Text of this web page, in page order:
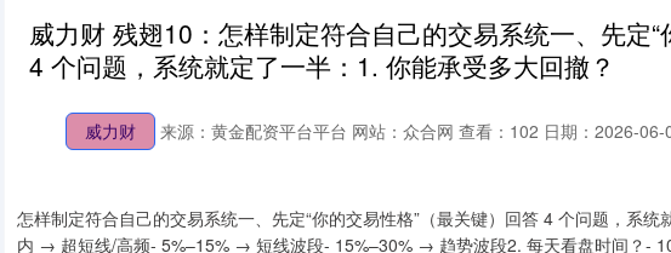
威力财 残翅10：怎样制定符合自己的交易系统一、先定
4 个问题，系统就定了一半：1. 你能承受多大回撤？
威力财 来源：黄金配资平台平台 网站：众合网 查看：102 日期：2026-
怎样制定符合自己的交易系统一、先定“你的交易性格”（最关键）回答 4 个问题，系
内 → 超短线/高频- 5%–15% → 短线波段- 15%–30% → 趋势波段2. 每天看盘时间？-